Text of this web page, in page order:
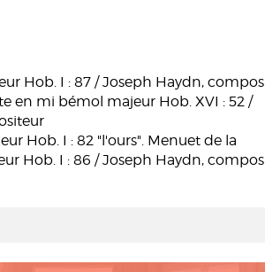
Hob. I : 87 / Joseph Haydn,
en mi bémol majeur Hob. XVI : 52 /
Hob. I : 82 "l'ours". Menuet de la
Hob. I : 86 / Joseph Haydn,